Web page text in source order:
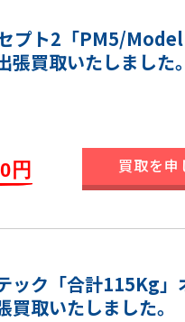
プト2「PM5/Model
張買取いたしました。
円 買取を申
ック「合計115Kg」
取いたしました。